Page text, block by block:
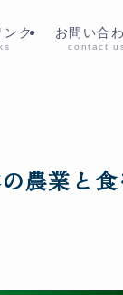
ンク お問い合
contact
業と食